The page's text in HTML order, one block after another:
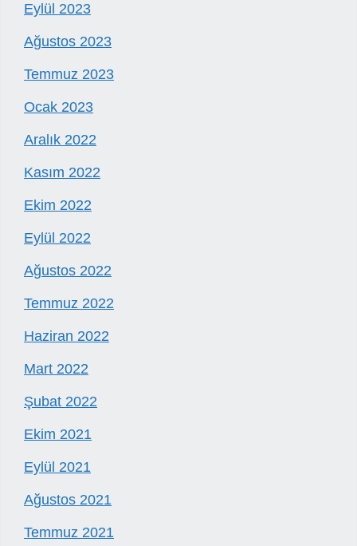
Eylül 2023
Ağustos 2023
Temmuz 2023
Ocak 2023
Aralık 2022
Kasım 2022
Ekim 2022
Eylül 2022
Ağustos 2022
Temmuz 2022
Haziran 2022
Mart 2022
Şubat 2022
Ekim 2021
Eylül 2021
Ağustos 2021
Temmuz 2021